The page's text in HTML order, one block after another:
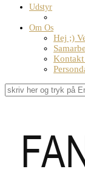
Udstyr
Om Os
Hej ;)
Kontakt